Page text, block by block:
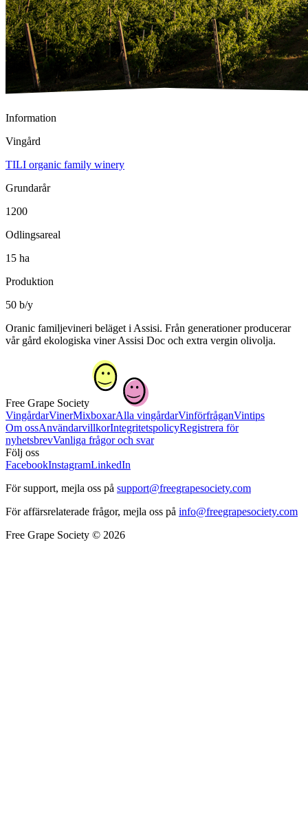
Information
Vingård
TILI organic family winery
Grundarår
1200
Odlingsareal
15 ha
Produktion
50 b/y
Oranic familjevineri beläget i Assisi. Från generationer producerar
vår gård ekologiska viner Assisi Doc och extra vergin olivolja.
Free Grape Society
VingårdarVinerMixboxarAlla vingårdarVinförfråganVintips
Om ossAnvändarvillkorIntegritetspolicyRegistrera för
nyhetsbrevVanliga frågor och svar
Följ oss
FacebookInstagramLinkedIn
För support, mejla oss på support@freegrapesociety.com
För affärsrelaterade frågor, mejla oss på info@freegrapesociety.com
Free Grape Society © 2026